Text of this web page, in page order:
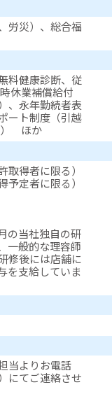
労災）、総合福
料健康診断、従
休業補償給付
、永年勤続者表
ート制度（引越
） ほか
得者に限る）
定者に限る）
の当社独自の研
一般的な理容師
修後には店舗に
を支給していま
当よりお電話
にてご連絡させ